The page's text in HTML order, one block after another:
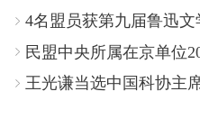
4名盟员获第九届鲁迅文
民盟中央所属在京单位
王光谦当选中国科协主